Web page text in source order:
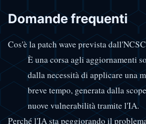
Domande frequenti
Cos'è la patch wave prevista
È una corsa agli aggiornamenti
dalla necessità di applicare una
breve tempo, generata dalla
nuove vulnerabilità tramite l'IA.
Perché l'IA sta peggiorando il